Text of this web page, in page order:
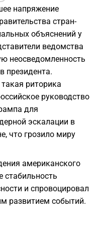
напряжение
стран-
объяснений у
ведомства
неосведомленность
президента.
риторика
руководство
для
эскалации в
что грозило миру
американского
стабильность
и спровоцировал
развитием событий.